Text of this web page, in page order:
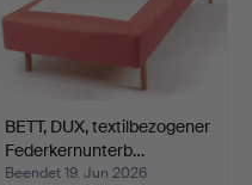
BETT, DUX, textilbezogener
Federkernunterb…
Beendet 19. Jun 2026